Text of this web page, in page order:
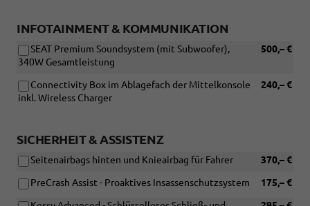
Motoren)
INFOTAINMENT & KOMMUNIKATION
500,– €
SEAT Premium Soundsystem (mit Subwoofer),
340W Gesamtleistung
240,– €
Connectivity Box im Ablagefach der Mittelkonsole
inkl. Wireless Charger
SICHERHEIT & ASSISTENZ
370,– €
Seitenairbags hinten und Knieairbag für Fahrer
175,– €
PreCrash Assist - Proaktives Insassenschutzsystem